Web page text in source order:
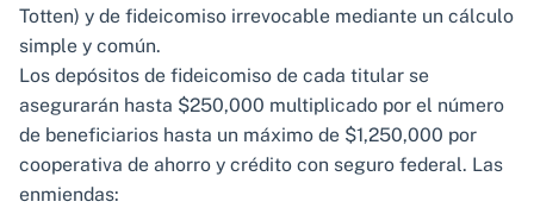
Totten) y de fideicomiso irrevocable mediante un cálculo
simple y común.
Los depósitos de fideicomiso de cada titular se
asegurarán hasta $250,000 multiplicado por el número
de beneficiarios hasta un máximo de $1,250,000 por
cooperativa de ahorro y crédito con seguro federal. Las
enmiendas: